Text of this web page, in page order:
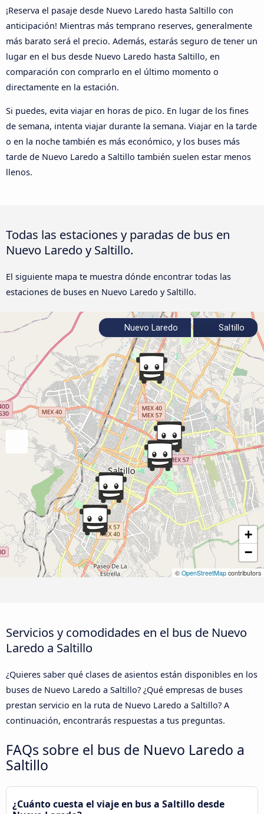
¡Reserva el pasaje desde Nuevo Laredo hasta Saltillo con
anticipación! Mientras más temprano reserves, generalmente
más barato será el precio. Además, estarás seguro de tener un
lugar en el bus desde Nuevo Laredo hasta Saltillo, en
comparación con comprarlo en el último momento o
directamente en la estación.
Si puedes, evita viajar en horas de pico. En lugar de los fines
de semana, intenta viajar durante la semana. Viajar en la tarde
o en la noche también es más económico, y los buses más
tarde de Nuevo Laredo a Saltillo también suelen estar menos
llenos.
Todas las estaciones y paradas de bus en
Nuevo Laredo y Saltillo.
El siguiente mapa te muestra dónde encontrar todas las
estaciones de buses en Nuevo Laredo y Saltillo.
+
−
© OpenStreetMap contributors
Nuevo Laredo Saltillo
Servicios y comodidades en el bus de Nuevo
Laredo a Saltillo
¿Quieres saber qué clases de asientos están disponibles en los
buses de Nuevo Laredo a Saltillo? ¿Qué empresas de buses
prestan servicio en la ruta de Nuevo Laredo a Saltillo? A
continuación, encontrarás respuestas a tus preguntas.
FAQs sobre el bus de Nuevo Laredo a
Saltillo
¿Cuánto cuesta el viaje en bus a Saltillo desde